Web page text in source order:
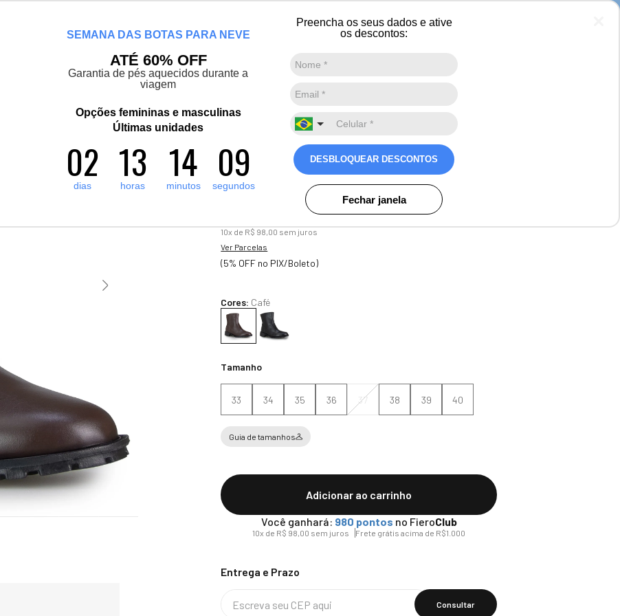
SEMANA DAS BOTAS PARA NEVE
ATÉ 60% OFF
Garantia de pés aquecidos durante a
viagem
Opções femininas e masculinas
Últimas unidades
02
dias 13
horas 14
minutos 07
segundos
Preencha os seus dados e ative
os descontos:
DESBLOQUEAR DESCONTOS
Fechar janela
Promoções Destaques Sobre nós
Bota Feminina forrada em Lã natural
de carneiro Urban Mount Zipper
Ref.:21901
Avaliações
10x de R$ 98,00 sem juros
Ver Parcelas
(5% OFF no PIX/Boleto)
Cores: Café
Tamanho
33 34 35 36 37 38 39 40
Guia de tamanhos
Adicionar ao carrinho
Você ganhará: 980 pontos no FieroClub
10x de R$ 98,00 sem juros Frete grátis acima de R$1.000
Frete
Termos mais buscados
2ºpantufa
grenoble
bota forrada